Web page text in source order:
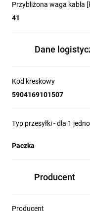
Przybliżona waga kabla
41
Dane
Kod kreskowy
5904169101507
Typ przesyłki - dla 1
Paczka
Producent
Producent